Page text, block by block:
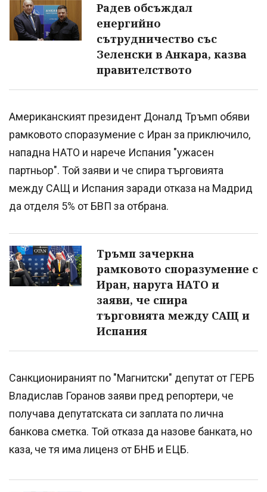
Радев обсъждал
енергийно
сътрудничество със
Зеленски в Анкара, казва
правителството
Американският президент Доналд Тръмп обяви
рамковото споразумение с Иран за приключило,
нападна НАТО и нарече Испания "ужасен
партньор". Той заяви и че спира търговията
между САЩ и Испания заради отказа на Мадрид
да отделя 5% от БВП за отбрана.
Тръмп зачеркна
рамковото споразумение с
Иран, наруга НАТО и
заяви, че спира
търговията между САЩ и
Испания
Санкционираният по "Магнитски" депутат от ГЕРБ
Владислав Горанов заяви пред репортери, че
получава депутатската си заплата по лична
банкова сметка. Той отказа да назове банката, но
каза, че тя има лиценз от БНБ и ЕЦБ.